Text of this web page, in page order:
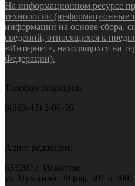
На информационном ресурсе
технологии (информационные
информации на основе сбора,
сведений, относящихся к
«Интернет», находящихся на
Федерации).
Телефон редакции:
8(383-43) 2-06-56
Адрес редакции:
633209 г. Искитим
ул. Пушкина, 39 (оф. 305 и 308)